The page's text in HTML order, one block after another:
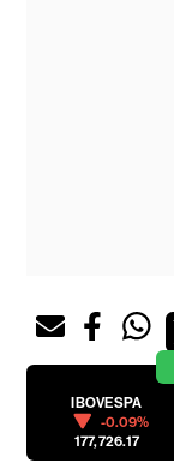
IBOVESPA
-0.09%
177,726.17